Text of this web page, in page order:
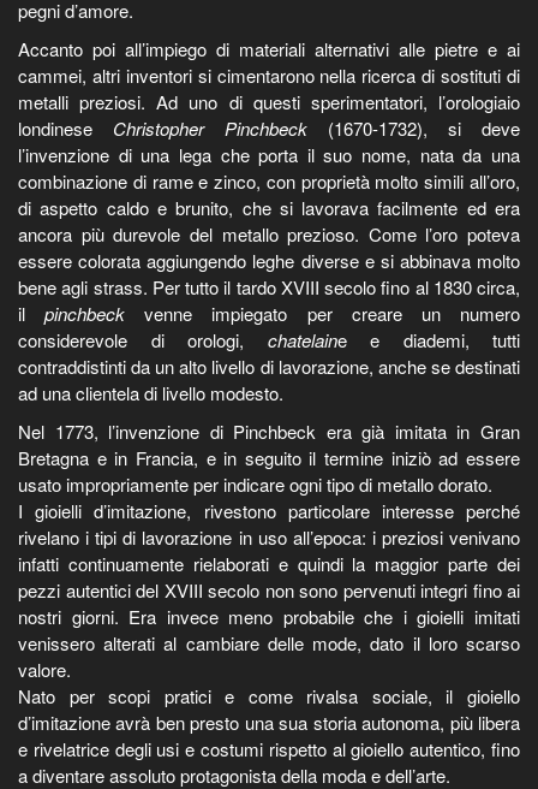
pegni d’amore.
Accanto poi all’impiego di materiali alternativi alle pietre e ai
cammei, altri inventori si cimentarono nella ricerca di sostituti di
metalli preziosi. Ad uno di questi sperimentatori, l’orologiaio
londinese Christopher Pinchbeck (1670-1732), si deve
l’invenzione di una lega che porta il suo nome, nata da una
combinazione di rame e zinco, con proprietà molto simili all’oro,
di aspetto caldo e brunito, che si lavorava facilmente ed era
ancora più durevole del metallo prezioso. Come l’oro poteva
essere colorata aggiungendo leghe diverse e si abbinava molto
bene agli strass. Per tutto il tardo XVIII secolo fino al 1830 circa,
ilpinchbeck venne impiegato per creare un numero
considerevole di orologi, chatelaine e diademi, tutti
contraddistinti da un alto livello di lavorazione, anche se destinati
ad una clientela di livello modesto.
Nel 1773, l’invenzione di Pinchbeck era già imitata in Gran
Bretagna e in Francia, e in seguito il termine iniziò ad essere
usato impropriamente per indicare ogni tipo di metallo dorato.
I gioielli d’imitazione, rivestono particolare interesse perché
rivelano i tipi di lavorazione in uso all’epoca: i preziosi venivano
infatti continuamente rielaborati e quindi la maggior parte dei
pezzi autentici del XVIII secolo non sono pervenuti integri fino ai
nostri giorni. Era invece meno probabile che i gioielli imitati
venissero alterati al cambiare delle mode, dato il loro scarso
valore.
Nato per scopi pratici e come rivalsa sociale, il gioiello
d’imitazione avrà ben presto una sua storia autonoma, più libera
e rivelatrice degli usi e costumi rispetto al gioiello autentico, fino
a diventare assoluto protagonista della moda e dell’arte.